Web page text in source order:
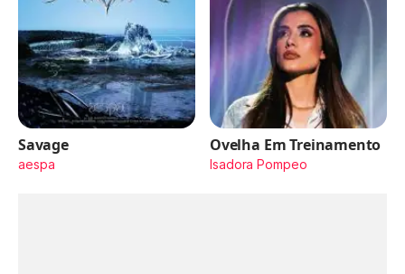
Savage
aespa
Ovelha Em Treinamento
Isadora Pompeo